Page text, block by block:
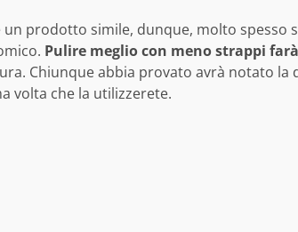
prodotto simile, dunque, molto spesso
Pulire meglio con meno strappi
Chiunque abbia provato avrà notato la
volta che la utilizzerete.